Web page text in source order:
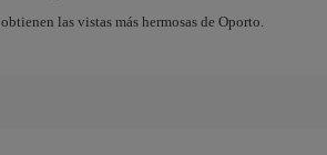
las vistas más hermosas de Oporto.